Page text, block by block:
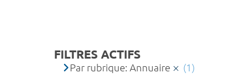
FILTRES ACTIFS
Par rubrique: Annuaire (1)